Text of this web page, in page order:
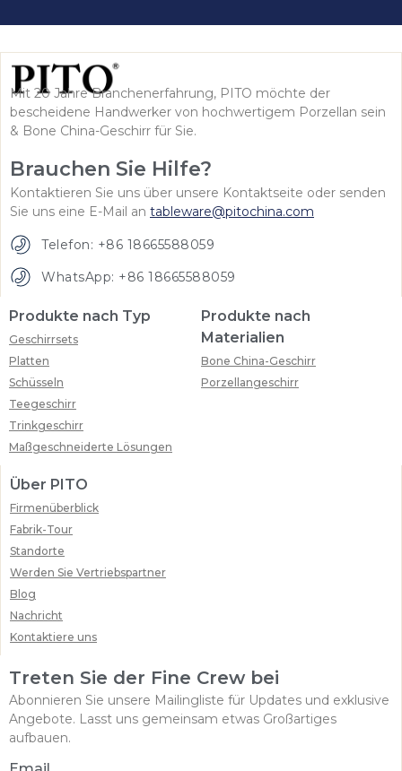
Mit 20 Jahre Branchenerfahrung, PITO möchte der
bescheidene Handwerker von hochwertigem Porzellan sein
& Bone China-Geschirr für Sie.
Brauchen Sie Hilfe?
Kontaktieren Sie uns über unsere Kontaktseite oder senden
Sie uns eine E-Mail an tableware@pitochina.com
Telefon: +86 18665588059
WhatsApp: +86 18665588059
Produkte nach Typ
Geschirrsets
Platten
Schüsseln
Teegeschirr
Trinkgeschirr
Maßgeschneiderte Lösungen
Produkte nach
Materialien
Bone China-Geschirr
Porzellangeschirr
Über PITO
Firmenüberblick
Fabrik-Tour
Standorte
Werden Sie Vertriebspartner
Blog
Nachricht
Kontaktiere uns
Treten Sie der Fine Crew bei
Abonnieren Sie unsere Mailingliste für Updates und exklusive
Angebote. Lasst uns gemeinsam etwas Großartiges
aufbauen.